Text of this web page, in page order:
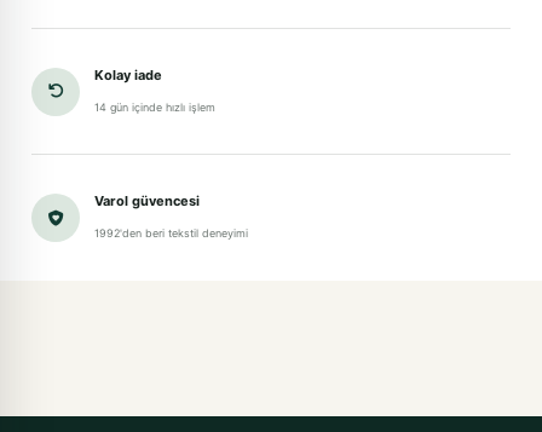
Kolay iade
14 gün içinde hızlı işlem
Varol güvencesi
1992'den beri tekstil deneyimi